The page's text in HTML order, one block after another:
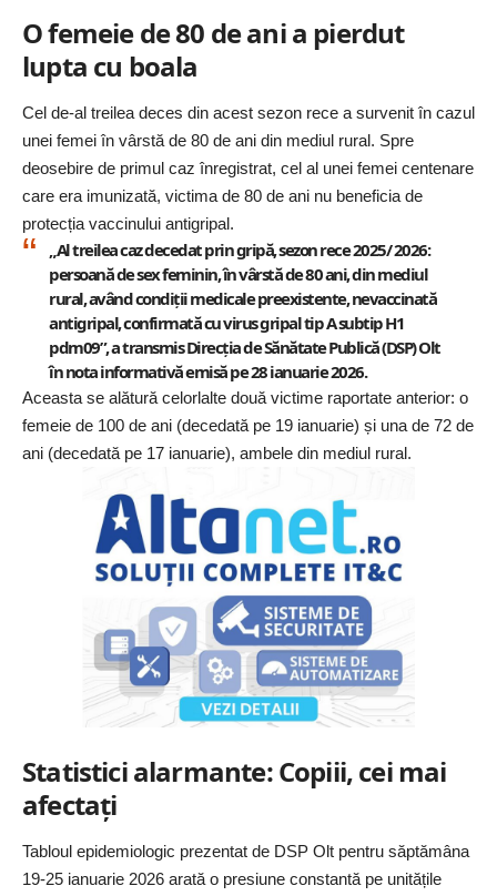
O femeie de 80 de ani a pierdut
lupta cu boala
Cel de-al treilea deces din acest sezon rece a survenit în cazul
unei femei în vârstă de 80 de ani din mediul rural. Spre
deosebire de primul caz înregistrat, cel al unei femei centenare
care era imunizată, victima de 80 de ani nu beneficia de
protecția vaccinului antigripal.
„Al treilea caz decedat prin gripă, sezon rece 2025/ 2026:
persoană de sex feminin, în vârstă de 80 ani, din mediul
rural, având condiții medicale preexistente, nevaccinată
antigripal, confirmată cu virus gripal tip A subtip H1
pdm09”, a transmis Direcția de Sănătate Publică (DSP) Olt
în nota informativă emisă pe 28 ianuarie 2026.
Aceasta se alătură celorlalte două victime raportate anterior: o
femeie de 100 de ani (decedată pe 19 ianuarie) și una de 72 de
ani (decedată pe 17 ianuarie), ambele din mediul rural.
Statistici alarmante: Copiii, cei mai
afectați
Tabloul epidemiologic prezentat de DSP Olt pentru săptămâna
19-25 ianuarie 2026 arată o presiune constantă pe unitățile